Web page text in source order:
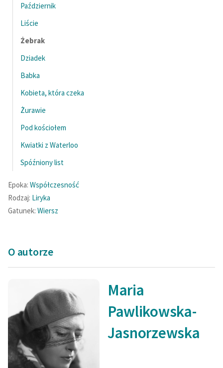
Październik
Liście
Żebrak
Dziadek
Babka
Kobieta, która czeka
Żurawie
Pod kościołem
Kwiatki z Waterloo
Spóźniony list
Epoka: Współczesność
Rodzaj: Liryka
Gatunek: Wiersz
O autorze
Maria
Pawlikowska-
Jasnorzewska